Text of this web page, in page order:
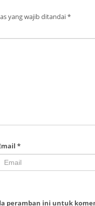
yang wajib ditandai*
*
peramban ini untuk